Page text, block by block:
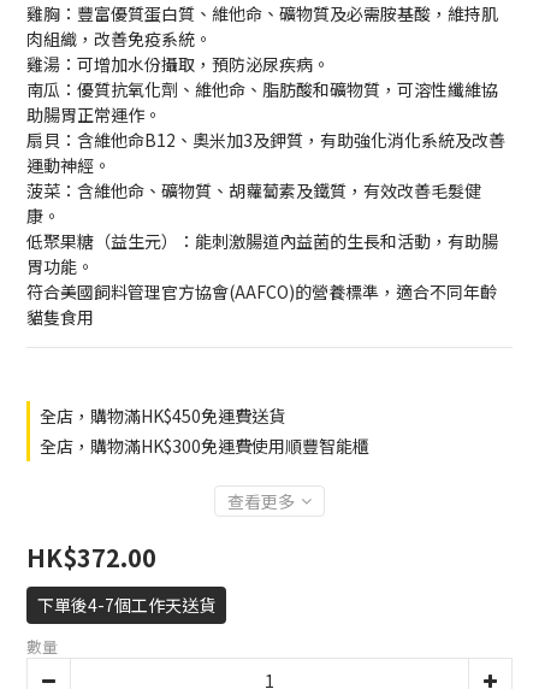
雞胸：豐富優質蛋白質、維他命、礦物質及必需胺基酸，維持肌
肉組織，改善免疫系統。
雞湯：可增加水份攝取，預防泌尿疾病。
南瓜：優質抗氧化劑、維他命、脂肪酸和礦物質，可溶性纖維協
助腸胃正常運作。
扇貝：含維他命B12、奧米加3及鉀質，有助強化消化系統及改善
運動神經。
菠菜：含維他命、礦物質、胡蘿蔔素及鐵質，有效改善毛髮健
康。
低聚果糖（益生元）：能刺激腸道內益菌的生長和活動，有助腸
胃功能。
符合美國飼料管理官方協會(AAFCO)的營養標準，適合不同年齡
貓隻食用
全店，購物滿HK$450免運費送貨
全店，購物滿HK$300免運費使用順豐智能櫃
查看更多
HK$372.00
下單後4-7個工作天送貨
數量